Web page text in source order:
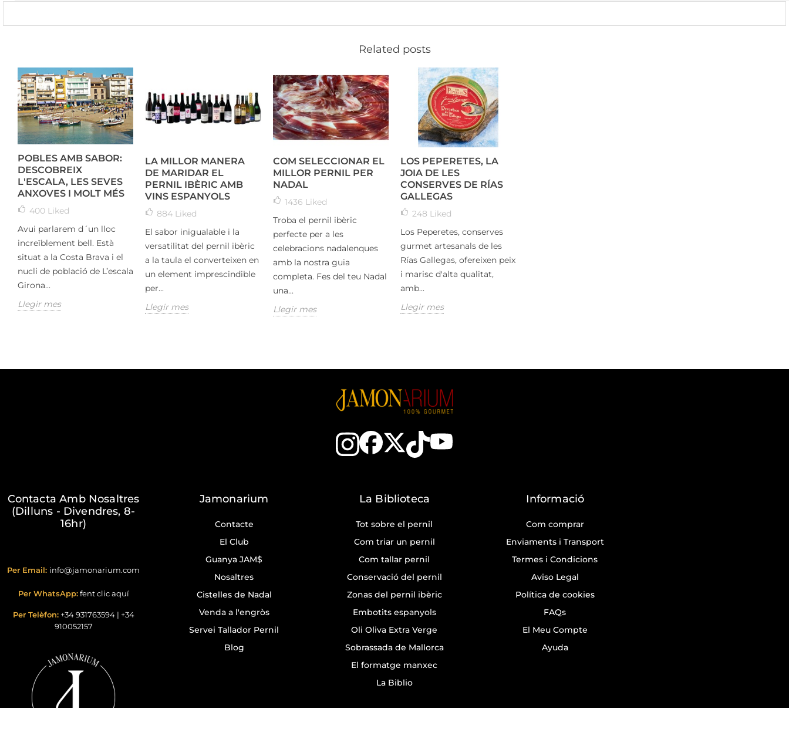
Related posts
POBLES AMB SABOR:
DESCOBREIX
L'ESCALA, LES SEVES
ANXOVES I MOLT MÉS
400 Liked
Avui parlarem d´un lloc
increïblement bell. Està
situat a la Costa Brava i el
nucli de població de L’escala
Girona...
Llegir mes
LA MILLOR MANERA
DE MARIDAR EL
PERNIL IBÈRIC AMB
VINS ESPANYOLS
884 Liked
El sabor inigualable i la
versatilitat del pernil ibèric
a la taula el converteixen en
un element imprescindible
per...
Llegir mes
COM SELECCIONAR EL
MILLOR PERNIL PER
NADAL
1436 Liked
Troba el pernil ibèric
perfecte per a les
celebracions nadalenques
amb la nostra guia
completa. Fes del teu Nadal
una...
Llegir mes
LOS PEPERETES, LA
JOIA DE LES
CONSERVES DE RÍAS
GALLEGAS
248 Liked
Los Peperetes, conserves
gurmet artesanals de les
Rías Gallegas, ofereixen peix
i marisc d'alta qualitat,
amb...
Llegir mes
Contacta Amb Nosaltres
(Dilluns - Divendres, 8-
16hr)
Per Email: info@jamonarium.com
Per WhatsApp: fent clic aquí
Per Telèfon: +34 931763594| +34
910052157
Jamonarium
Contacte
El Club
Guanya JAM$
Nosaltres
Cistelles de Nadal
Venda a l'engròs
Servei Tallador Pernil
Blog
La Biblioteca
Tot sobre el pernil
Com triar un pernil
Com tallar pernil
Conservació del pernil
Zonas del pernil ibèric
Embotits espanyols
Oli Oliva Extra Verge
Sobrassada de Mallorca
El formatge manxec
La Biblio
Informació
Com comprar
Enviaments i Transport
Termes i Condicions
Aviso Legal
Política de cookies
FAQs
El Meu Compte
Ayuda